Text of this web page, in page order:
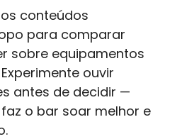
conteúdos
para comparar
sobre equipamentos
ouvir
antes de decidir —
o bar soar melhor e